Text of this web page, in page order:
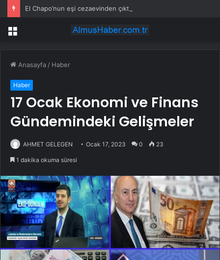
Menü
Anasayfa / Haber
Haber
17 Ocak Ekonomi ve Finans
Gündemindeki Gelişmeler
AHMET GELEGEN Ocak 17, 2023 0 23
1 dakika okuma süresi